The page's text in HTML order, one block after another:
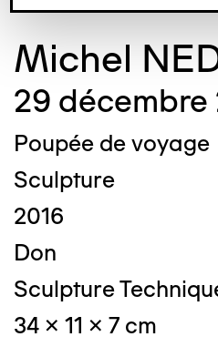
Michel
29 décembre
Poupée de voyage
Sculpture
2016
Don
Sculpture
34 x 11 x 7 cm